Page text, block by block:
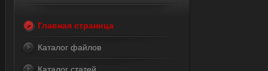
Главная страница
Каталог файлов